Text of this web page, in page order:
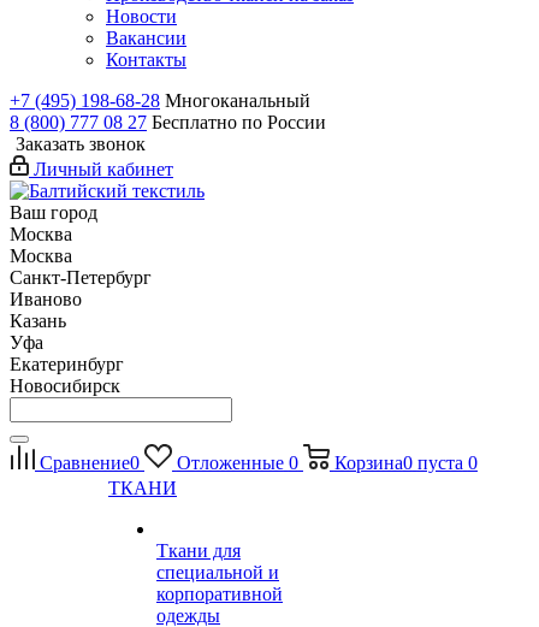
Новости
Вакансии
Контакты
+7 (495) 198-68-28 Многоканальный
8 (800) 777 08 27 Бесплатно по России
Заказать звонок
Личный кабинет
Ваш город
Москва
Москва
Санкт-Петербург
Иваново
Казань
Уфа
Екатеринбург
Новосибирск
Сравнение0 Отложенные 0 Корзина0 пуста 0
ТКАНИ
Ткани для
специальной и
корпоративной
одежды